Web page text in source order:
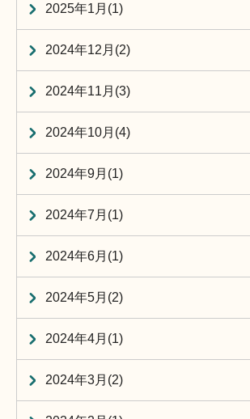
2025年1月(1)
2024年12月(2)
2024年11月(3)
2024年10月(4)
2024年9月(1)
2024年7月(1)
2024年6月(1)
2024年5月(2)
2024年4月(1)
2024年3月(2)